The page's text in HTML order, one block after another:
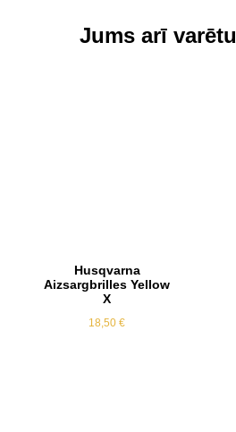
Jums arī
Husqvarna
Aizsargbrilles Yellow
X
18,50 €